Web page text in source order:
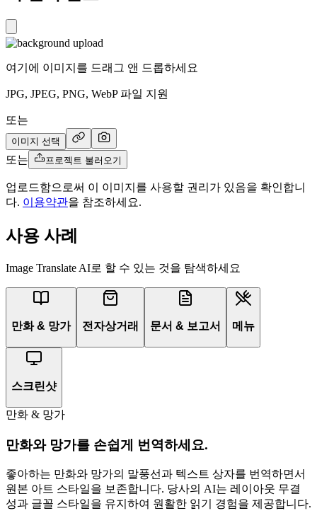
여기에 이미지를 드래그 앤 드롭하세요
JPG, JPEG, PNG, WebP 파일 지원
또는
이미지 선택
또는 프로젝트 불러오기
업로드함으로써 이 이미지를 사용할 권리가 있음을 확인합니
다. 이용약관을 참조하세요.
사용 사례
Image Translate AI로 할 수 있는 것을 탐색하세요
만화 & 망가 전자상거래 문서 & 보고서 메뉴
스크린샷
만화 & 망가
만화와 망가를 손쉽게 번역하세요.
좋아하는 만화와 망가의 말풍선과 텍스트 상자를 번역하면서
원본 아트 스타일을 보존합니다. 당사의 AI는 레이아웃 무결
성과 글꼴 스타일을 유지하여 원활한 읽기 경험을 제공합니다.